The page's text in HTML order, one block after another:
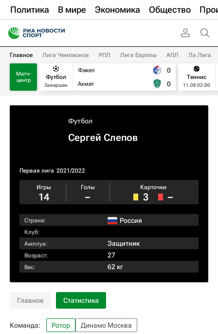
Политика В мире Экономика Общество
Главное Лига Чемпионов РПЛ Лига Европы АПЛ Ла Лига
Матч-
центр
Футбол
Завершен
Факел
Ахмат
0
0
Теннис
11.08 02:00
Футбол
Сергей Слепов
Первая лига 2021/2022
Игры
14
Голы
–
Карточки
3 –
Страна: Россия
Клуб:
Амплуа:
Защитник
Возраст: 27
Вес: 62 кг
Главное Статистика
Команда: Ротор Динамо Москва